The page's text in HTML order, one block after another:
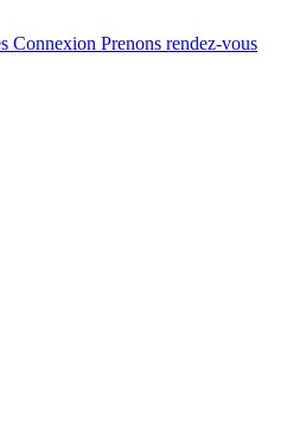
Connexion Prenons rendez-vous